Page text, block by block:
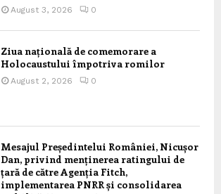
August 3, 2026 0
Ziua națională de comemorare a
Holocaustului împotriva romilor
August 2, 2026 0
Mesajul Președintelui României, Nicușor
Dan, privind menținerea ratingului de
țară de către Agenția Fitch,
implementarea PNRR și consolidarea